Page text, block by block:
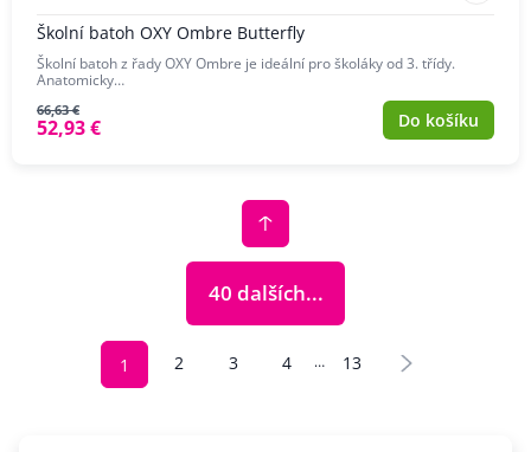
Školní batoh OXY Ombre Butterfly
Školní batoh z řady OXY Ombre je ideální pro školáky od 3. třídy.
Anatomicky…
66,63 €
52,93 € Do košíku
40 dalších...
1 2 3 4 … 13